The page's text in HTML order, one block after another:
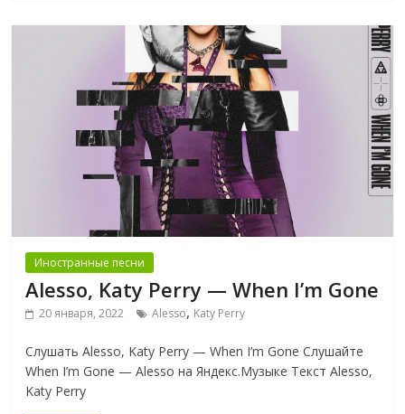
Иностранные песни
Alesso, Katy Perry — When I’m Gone
20 января, 2022 Alesso, Katy Perry
Слушать Alesso, Katy Perry — When I’m Gone Слушайте
When I’m Gone — Alesso на Яндекс.Музыке Текст Alesso,
Katy Perry